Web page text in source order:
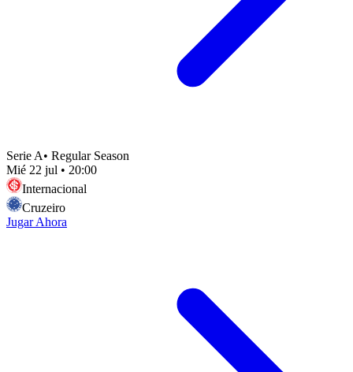
Serie A• Regular Season
Mié 22 jul • 20:00
Internacional
Cruzeiro
Jugar Ahora